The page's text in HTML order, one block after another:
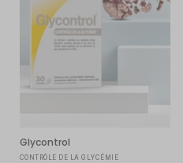
Glycontrol
CONTRÔLE DE LA GLYCÉMIE